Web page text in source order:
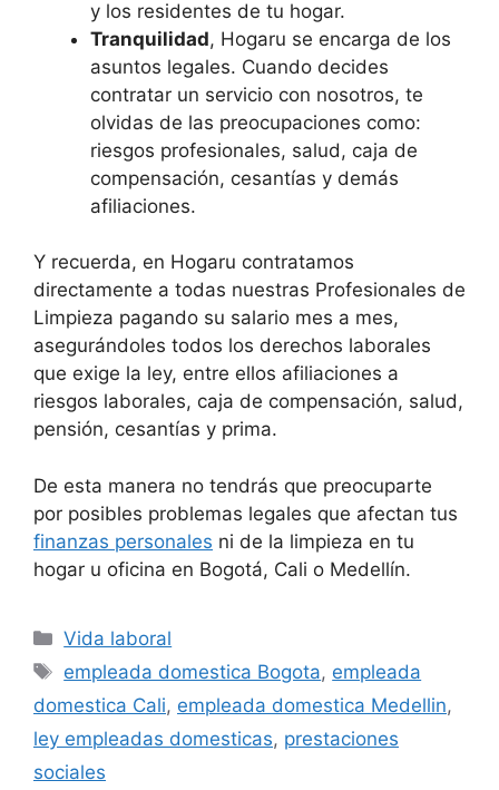
y los residentes de tu hogar.
Tranquilidad, Hogaru se encarga de los
asuntos legales. Cuando decides
contratar un servicio con nosotros, te
olvidas de las preocupaciones como:
riesgos profesionales, salud, caja de
compensación, cesantías y demás
afiliaciones.
Y recuerda, en Hogaru contratamos
directamente a todas nuestras Profesionales de
Limpieza pagando su salario mes a mes,
asegurándoles todos los derechos laborales
que exige la ley, entre ellos afiliaciones a
riesgos laborales, caja de compensación, salud,
pensión, cesantías y prima.
De esta manera no tendrás que preocuparte
por posibles problemas legales que afectan tus
finanzas personales ni de la limpieza en tu
hogar u oficina en Bogotá, Cali o Medellín.
Categorías
Vida laboral
Etiquetas
empleada domestica Bogota, empleada
domestica Cali, empleada domestica Medellin,
ley empleadas domesticas, prestaciones
sociales